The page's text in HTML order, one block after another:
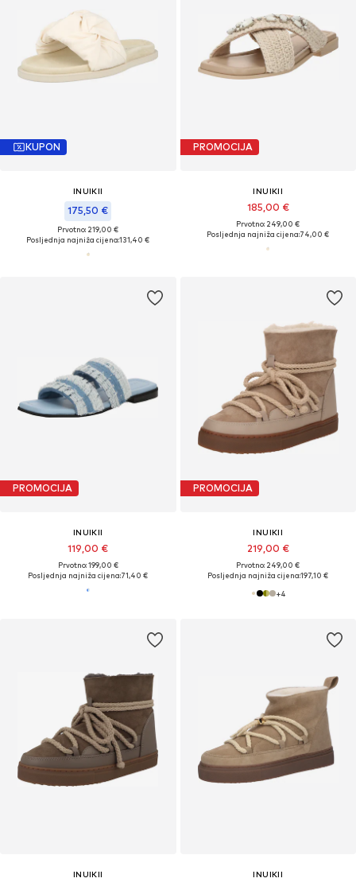
KUPON
INUIKII
175,50 €
Prvotno: 219,00 €
Posljednja najniža cijena:131,40 €
PROMOCIJA
INUIKII
185,00 €
Prvotno: 249,00 €
Posljednja najniža cijena:74,00 €
PROMOCIJA
INUIKII
119,00 €
Prvotno: 199,00 €
Posljednja najniža cijena:71,40 €
PROMOCIJA
INUIKII
219,00 €
Prvotno: 249,00 €
Posljednja najniža cijena:197,10 €
+4
INUIKII INUIKII